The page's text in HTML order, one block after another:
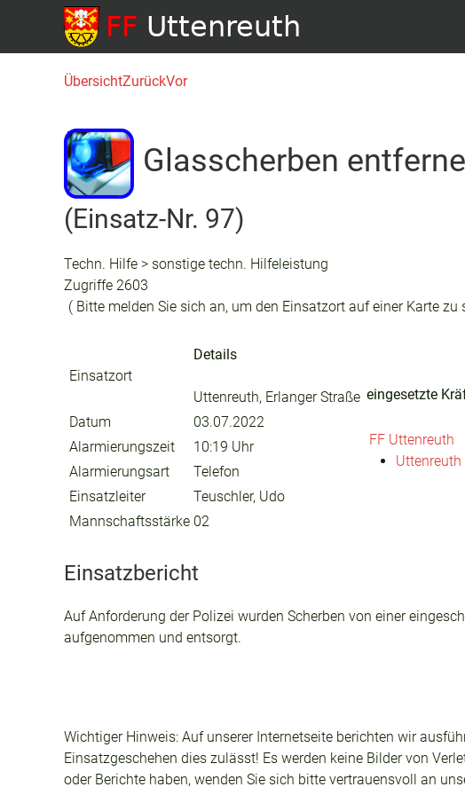
ÜbersichtZurückVor
Glasscherben
(Einsatz-Nr. 97)
Techn. Hilfe > sonstige techn. Hilfeleistung
Zugriffe 2603
( Bitte melden Sie sich an, um den Einsatzort auf einer Karte zu
Einsatzort
Details
Uttenreuth, Erlanger Straße
Datum
03.07.2022
Alarmierungszeit
10:19 Uhr
Alarmierungsart
Telefon
Einsatzleiter
Teuschler, Udo
Mannschaftsstärke 02
eingesetzte
FF Uttenreuth
Uttenreuth
Einsatzbericht
Auf Anforderung der Polizei wurden Scherben von einer
aufgenommen und entsorgt.
Wichtiger Hinweis: Auf unserer Internetseite berichten wir
Einsatzgeschehen dies zulässt! Es werden keine Bilder von
oder Berichte haben, wenden Sie sich bitte vertrauensvoll an